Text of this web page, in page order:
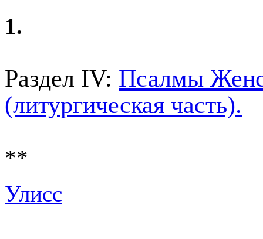
1.
Раздел IV: Псалмы
(литургическая часть).
**
Улисс